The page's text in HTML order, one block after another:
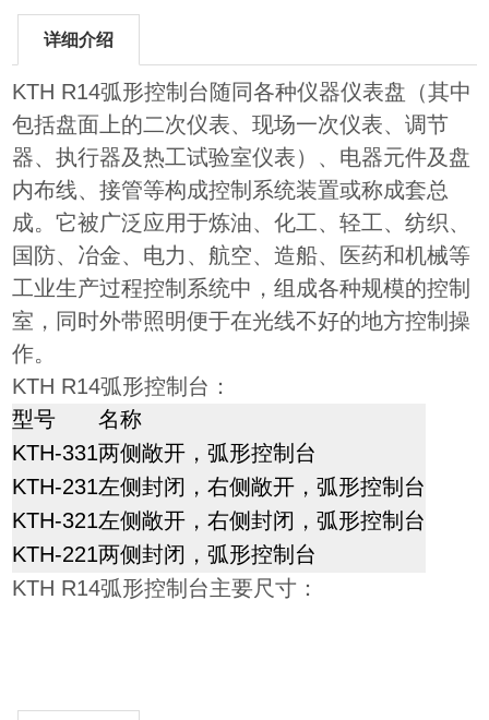
详细介绍
KTH R14弧形控制台随同各种仪器仪表盘（其中
包括盘面上的二次仪表、现场一次仪表、调节
器、执行器及热工试验室仪表）、电器元件及盘
内布线、接管等构成控制系统装置或称成套总
成。它被广泛应用于炼油、化工、轻工、纺织、
国防、冶金、电力、航空、造船、医药和机械等
工业生产过程控制系统中，组成各种规模的控制
室，同时外带照明便于在光线不好的地方控制操
作。
KTH R14弧形控制台：
型号
名称
KTH-331两侧敞开，弧形控制台
KTH-231左侧封闭，右侧敞开，弧形控制台
KTH-321左侧敞开，右侧封闭，弧形控制台
KTH-221两侧封闭，弧形控制台
KTH R14弧形控制台主要尺寸：